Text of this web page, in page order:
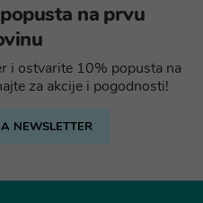
na prvu
i ostvarite 10% popusta na
za akcije i pogodnosti!
NEWSLETTER